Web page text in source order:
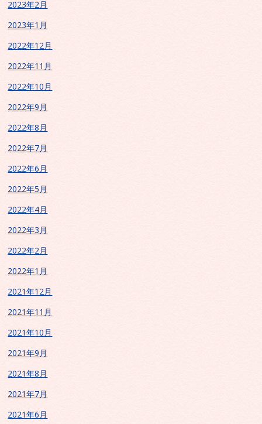
2023年2月
2023年1月
2022年12月
2022年11月
2022年10月
2022年9月
2022年8月
2022年7月
2022年6月
2022年5月
2022年4月
2022年3月
2022年2月
2022年1月
2021年12月
2021年11月
2021年10月
2021年9月
2021年8月
2021年7月
2021年6月